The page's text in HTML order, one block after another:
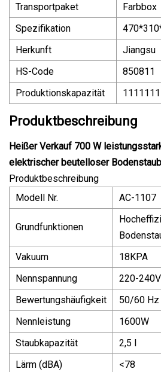
Transportpaket
Farbbox
Spezifikation
Herkunft
Jiangsu
HS-Code
850811
Produktionskapazität
Produktbeschreibung
Heißer Verkauf 700 W
elektrischer beutelloser
Produktbeschreibung
Modell Nr.
AC-1107
Grundfunktionen
Vakuum
18KPA
Nennspannung
220-240V
Bewertungshäufigkeit
50/60 Hz
Nennleistung
1600W
Staubkapazität
2,5 l
Lärm (dBA)
<78